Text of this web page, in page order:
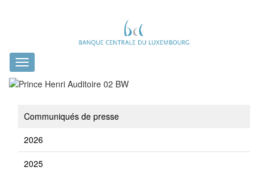
Toggle
navigation
Communiqués de presse
2026
2025